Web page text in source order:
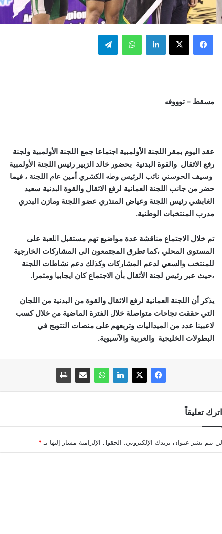
فيسبوك ‫X لينكدإن واتساب تيلقرام
مسقط – توووفه
عقد اليوم بمقر اللجنة الأولمبية اجتماعا جمع اللجنة الأولمبية ولجنة
رفع الاثقال والقوة البدنية بحضور خالد الزبير رئيس اللجنة الأولمبية
وسيف الحوسني نائب الرئيس وطه الكشري أمين عام اللجنة ، فيما
حضر من جانب اللجنة العمانية لرفع الاثقال والقوة البدنية سعيد
الغابشي رئيس اللجنة وعياض المنذري عضو اللجنة ومازن البدري
مدرب المنتخبات الوطنية.
تم خلال الاجتماع مناقشة عدة مواضيع تهم مستقبل اللعبة على
المستوى المحلي ،كما تطرق المجتمعون الى المشاركات الخارجية
للمنتخب والسعي لدعم المشاركات وكذلك دعم نشاطات اللجنة
،حيث عبر رئيس لجنة الأثقال بأن الاجتماع كان ايجابيا ومثمرا.
يذكر أن اللجنة العمانية لرفع الاثقال والقوة من البدنية من اللجان
التي حققت نجاحات متواصلة خلال الفترة الماضية من خلال كسب
لاعبينا عدد من الميداليات وتربعهم على منصات التتويج في
البطولات الخليجية والعربية والآسيوية.
اترك تعليقاً
لن يتم نشر عنوان بريدك الإلكتروني. الحقول الإلزامية مشار إليها بـ *